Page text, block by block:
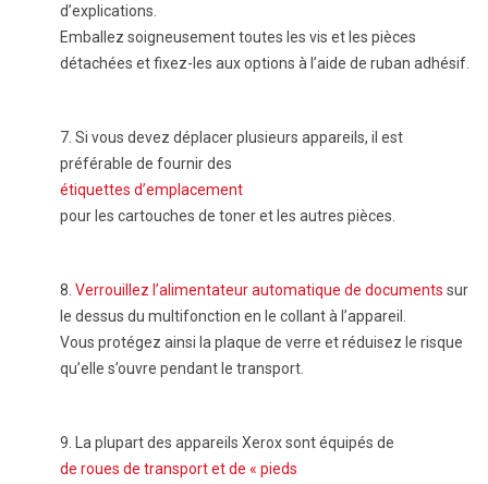
d’explications.
Emballez soigneusement toutes les vis et les pièces
détachées et fixez-les aux options à l’aide de ruban adhésif.
7. Si vous devez déplacer plusieurs appareils, il est
préférable de fournir des
étiquettes d’emplacement
pour les cartouches de toner et les autres pièces.
8. Verrouillez l’alimentateur automatique de documents sur
le dessus du multifonction en le collant à l’appareil.
Vous protégez ainsi la plaque de verre et réduisez le risque
qu’elle s’ouvre pendant le transport.
9.
La plupart des appareils Xerox sont équipés de
de roues de transport et de « pieds